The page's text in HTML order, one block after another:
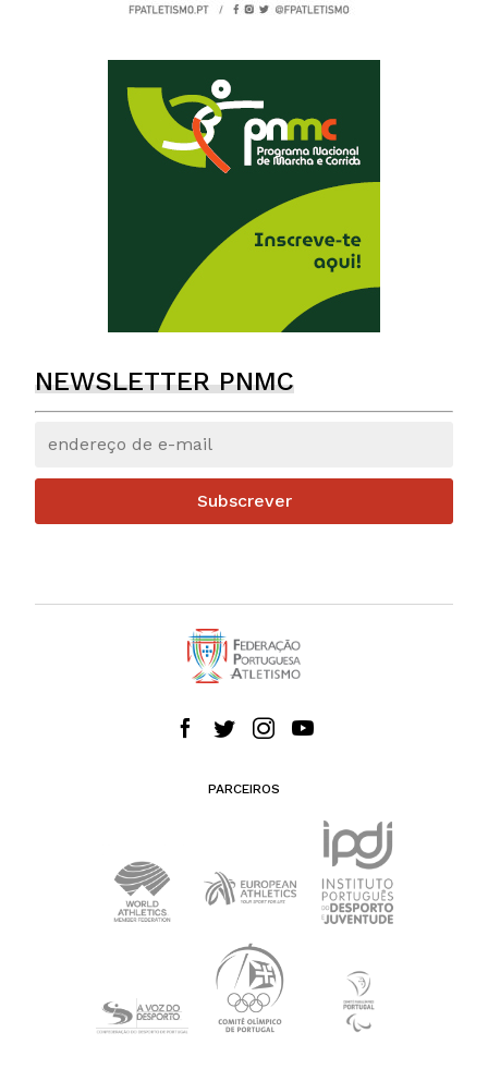
NEWSLETTER PNMC
Subscrever
PARCEIROS